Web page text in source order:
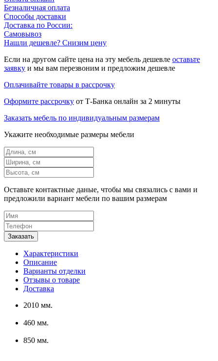
Безналичная оплата
Способы доставки
Доставка по России:
Самовывоз
Нашли дешевле? Снизим цену
Если на другом сайте цена на эту мебель дешевле оставьте
заявку и мы вам перезвоним и предложим дешевле
Оплачивайте товары в рассрочку
Оформите рассрочку от Т-Банка онлайн за 2 минуты
Заказать мебель по индивидуальным размерам
Укажите необходимые размеры мебели
Оставьте контактные даные, чтобы мы связались с вами и
предложили вариант мебели по вашим размерам
Характеристики
Описание
Варианты отделки
Отзывы о товаре
Доставка
2010 мм.
460 мм.
850 мм.